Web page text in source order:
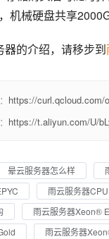
机械硬盘共享
器的介绍，请移步到
https://curl.qcloud.com/
https://t.aliyun.com/U/
晕云服务器怎么样
雨云服务器CPU
雨云服务器Xeon®
雨云服务器